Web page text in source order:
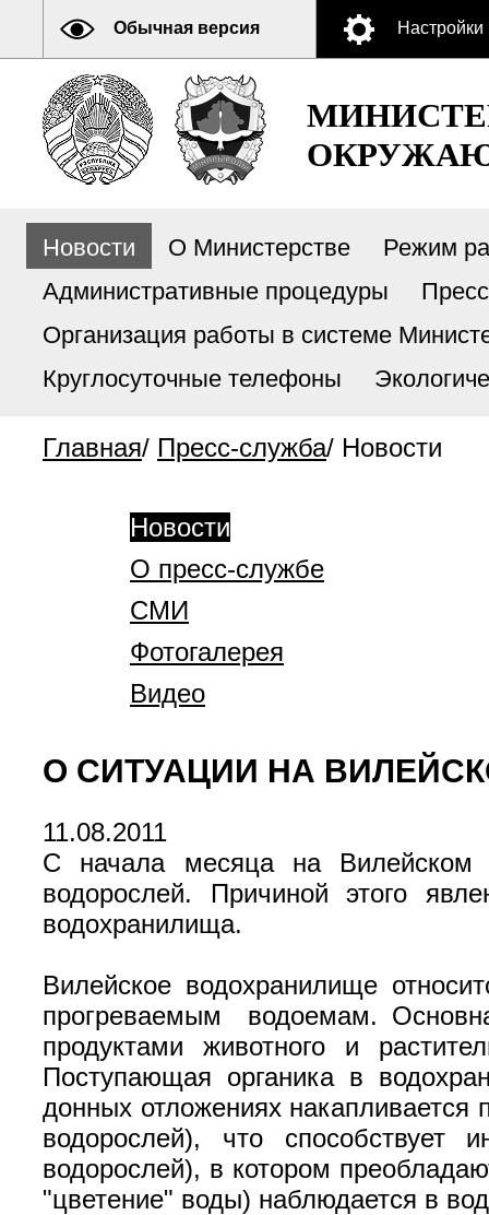
Обычная версия Настройки
Новости О Министерстве
Режим
Административные процедуры
Организация работы в системе
Круглосуточные телефоны
Главная/ Пресс-служба/ Новости
Новости
О пресс-службе
СМИ
Фотогалерея
Видео
О СИТУАЦИИ НА
11.08.2011
С начала месяца на Вилейском
водорослей. Причиной этого
водохранилища.
Вилейское водохранилище
прогреваемым водоемам.
продуктами животного и
Поступающая органика в
донных отложениях накапливается
водорослей), что способствует
водорослей), в котором
"цветение" воды) наблюдается в